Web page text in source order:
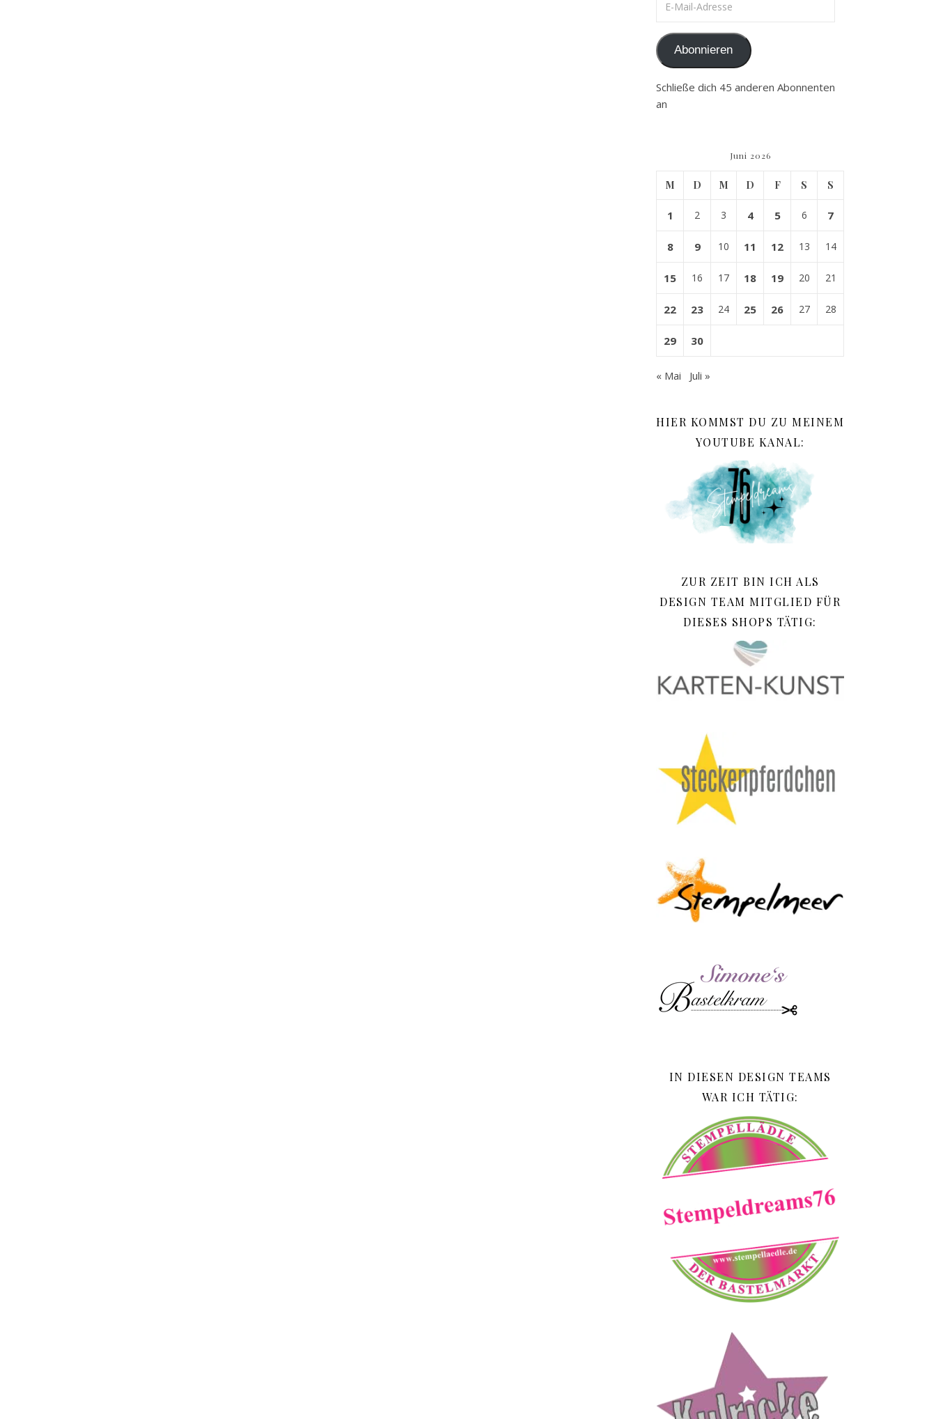
Abonnieren
Schließe dich 45 anderen Abonnenten
an
Juni 2026
M D M D F S S
1 2 3 4 5 6 7
8 9 10 11 12 13 14
15 16 17 18 19 20 21
22 23 24 25 26 27 28
29 30
« Mai Juli »
HIER KOMMST DU ZU MEINEM
YOUTUBE KANAL:
ZUR ZEIT BIN ICH ALS
DESIGN TEAM MITGLIED FÜR
DIESES SHOPS TÄTIG:
IN DIESEN DESIGN TEAMS
WAR ICH TÄTIG: